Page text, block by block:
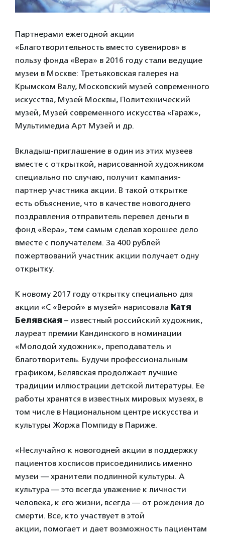
Партнерами ежегодной акции
«Благотворительность вместо сувениров» в
пользу фонда «Вера» в 2016 году стали ведущие
музеи в Москве: Третьяковская галерея на
Крымском Валу, Московский музей современного
искусства, Музей Москвы, Политехнический
музей, Музей современного искусства «Гараж»,
Мультимедиа Арт Музей и др.
Вкладыш-приглашение в один из этих музеев
вместе с открыткой, нарисованной художником
специально по случаю, получит кампания-
партнер участника акции. В такой открытке
есть объяснение, что в качестве новогоднего
поздравления отправитель перевел деньги в
фонд «Вера», тем самым сделав хорошее дело
вместе с получателем. За 400 рублей
пожертвований участник акции получает одну
открытку.
К новому 2017 году открытку специально для
акции «С «Верой» в музей» нарисовала Катя
Белявская – известный российский художник,
лауреат премии Кандинского в номинации
«Молодой художник», преподаватель и
благотворитель. Будучи профессиональным
графиком, Белявская продолжает лучшие
традиции иллюстрации детской литературы. Ее
работы хранятся в известных мировых музеях, в
том числе в Национальном центре искусства и
культуры Жоржа Помпиду в Париже.
«Неслучайно к новогодней акции в поддержку
пациентов хосписов присоединились именно
музеи — хранители подлинной культуры. А
культура — это всегда уважение к личности
человека, к его жизни, всегда — от рождения до
смерти. Все, кто участвует в этой
акции, помогает и дает возможность пациентам